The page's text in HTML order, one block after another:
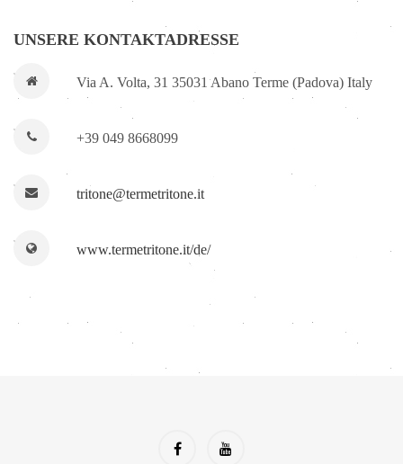
UNSERE KONTAKTADRESSE
Via A. Volta, 31 35031 Abano Terme (Padova) Italy
+39 049 8668099
tritone@termetritone.it
www.termetritone.it/de/